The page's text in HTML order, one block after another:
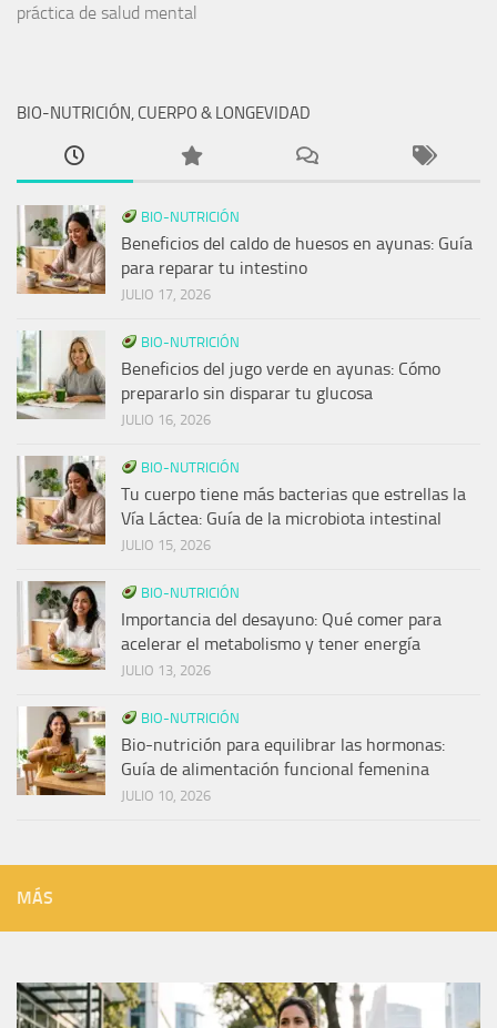
práctica de salud mental
BIO-NUTRICIÓN, CUERPO & LONGEVIDAD
BIO-NUTRICIÓN
Beneficios del caldo de huesos en ayunas: Guía
para reparar tu intestino
JULIO 17, 2026
BIO-NUTRICIÓN
Beneficios del jugo verde en ayunas: Cómo
prepararlo sin disparar tu glucosa
JULIO 16, 2026
BIO-NUTRICIÓN
Tu cuerpo tiene más bacterias que estrellas la
Vía Láctea: Guía de la microbiota intestinal
JULIO 15, 2026
BIO-NUTRICIÓN
Importancia del desayuno: Qué comer para
acelerar el metabolismo y tener energía
JULIO 13, 2026
BIO-NUTRICIÓN
Bio-nutrición para equilibrar las hormonas:
Guía de alimentación funcional femenina
JULIO 10, 2026
MÁS